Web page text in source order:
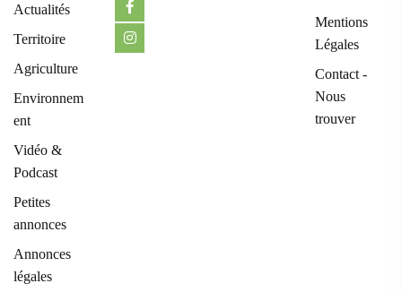
Actualités
Territoire
Agriculture
Environnem
ent
Vidéo &
Podcast
Petites
annonces
Annonces
légales
Mentions
Légales
Contact -
Nous
trouver